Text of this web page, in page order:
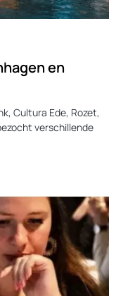
en
Cultura Ede, Rozet,
verschillende